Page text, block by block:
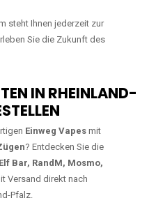
steht Ihnen jederzeit zur
Sie die Zukunft des
IN RHEINLAND-
Einweg Vapesmit
? Entdecken Sie die
Bar, RandM, Mosmo,
Versand direkt nach
Pfalz.